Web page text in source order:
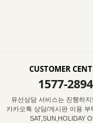
CUSTOMER
1577-2894
유선상담 서비스는 진행하지
카카오톡 상담/게시판 이용 부
SAT,SUN,HOLIDAY